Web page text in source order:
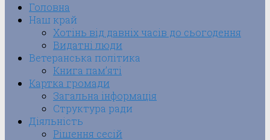
Головна
Наш край
Хотінь від давніх часів до сьогодення
Видатні люди
Ветеранська політика
Книга пам’яті
Картка громади
Загальна інформація
Структура ради
Діяльність
Рішення сесій